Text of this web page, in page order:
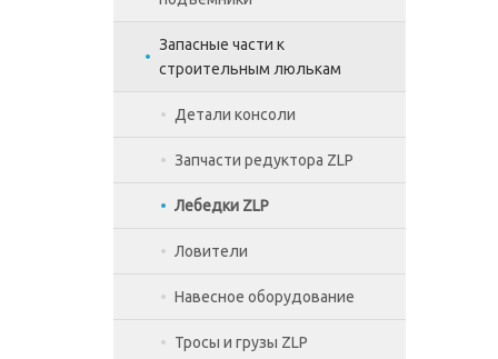
STANDART
Коленчатые подъемники
подъемники
Ножничные подъемники
Ножничные подъемники
Запасные части к
строительным люлькам
Детали консоли
Запчасти редуктора ZLP
Лебедки ZLP
Ловители
Навесное оборудование
Тросы и грузы ZLP